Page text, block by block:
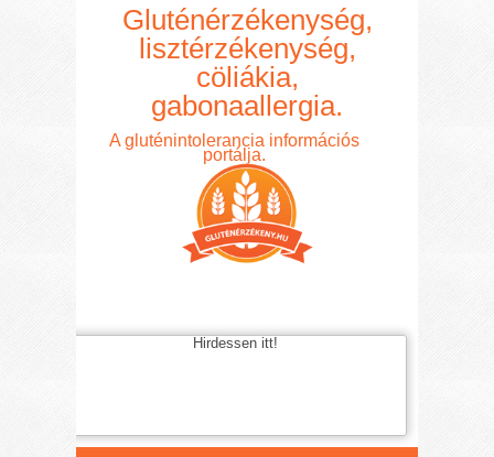
Gluténérzékenység,
lisztérzékenység,
cöliákia,
gabonaallergia.
A gluténintolerancia információs
portálja.
Hirdessen itt!